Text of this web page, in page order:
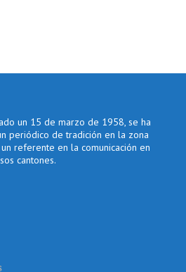
un 15 de marzo de 1958, se ha
periódico de tradición en la zona
referente en la comunicación en
cantones.